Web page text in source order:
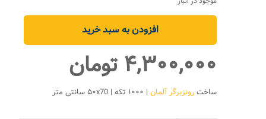
افزودن به سبد خرید
۴,۳۰۰,۰۰۰ تومان
ساخترونزبرگر آلمان | ۱۰۰۰ تکه | ۵۰x70 سانتی متر